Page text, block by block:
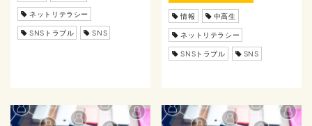
ネットリテラシー
SNSトラブル SNS
情報 中高生
ネットリテラシー
SNSトラブル SNS